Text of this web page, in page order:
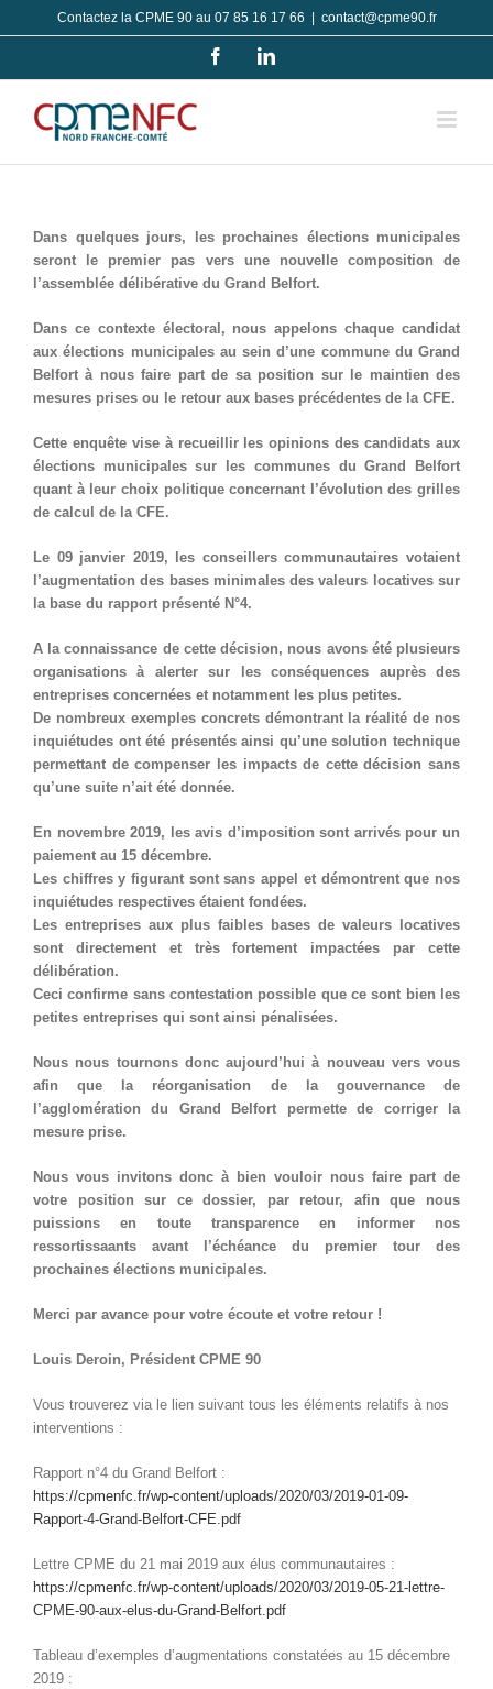
au
Contactez la CPME 90 au 07 85 16 17 66 contact@cpme90.fr
FacebookLinkedIn
Dans quelques jours, les prochaines élections municipales
seront le premier pas vers une nouvelle composition de
l’assemblée délibérative du Grand Belfort.
Dans ce contexte électoral, nous appelons chaque candidat
aux élections municipales au sein d’une commune du Grand
Belfort à nous faire part de sa position sur le maintien des
mesures prises ou le retour aux bases précédentes de la CFE.
Cette enquête vise à recueillir les opinions des candidats aux
élections municipales sur les communes du Grand Belfort
quant à leur choix politique concernant l’évolution des grilles
de calcul de la CFE.
Le 09 janvier 2019, les conseillers communautaires votaient
l’augmentation des bases minimales des valeurs locatives sur
la base du rapport présenté N°4.
A la connaissance de cette décision, nous avons été plusieurs
organisations à alerter sur les conséquences auprès des
entreprises concernées et notamment les plus petites.
De nombreux exemples concrets démontrant la réalité de nos
inquiétudes ont été présentés ainsi qu’une solution technique
permettant de compenser les impacts de cette décision sans
qu’une suite n’ait été donnée.
En novembre 2019, les avis d’imposition sont arrivés pour un
paiement au 15 décembre.
Les chiffres y figurant sont sans appel et démontrent que nos
inquiétudes respectives étaient fondées.
Les entreprises aux plus faibles bases de valeurs locatives
sont directement et très fortement impactées par cette
délibération.
Ceci confirme sans contestation possible que ce sont bien les
petites entreprises qui sont ainsi pénalisées.
Nous nous tournons donc aujourd’hui à nouveau vers vous
afin que la réorganisation de la gouvernance de
l’agglomération du Grand Belfort permette de corriger la
mesure prise.
Nous vous invitons donc à bien vouloir nous faire part de
votre position sur ce dossier, par retour, afin que nous
puissions en toute transparence en informer nos
ressortissaants avant l’échéance du premier tour des
prochaines élections municipales.
Merci par avance pour votre écoute et votre retour !
Louis Deroin, Président CPME 90
Vous trouverez via le lien suivant tous les éléments relatifs à nos
interventions :
Rapport n°4 du Grand Belfort :
https://cpmenfc.fr/wp-content/uploads/2020/03/2019-01-09-
Rapport-4-Grand-Belfort-CFE.pdf
Lettre CPME du 21 mai 2019 aux élus communautaires :
https://cpmenfc.fr/wp-content/uploads/2020/03/2019-05-21-lettre-
CPME-90-aux-elus-du-Grand-Belfort.pdf
Tableau d’exemples d’augmentations constatées au 15 décembre
2019 :